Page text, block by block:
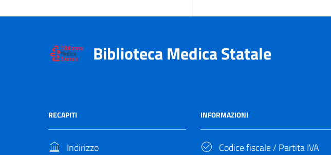
Biblioteca Medica Statale
RECAPITI
Indirizzo
INFORMAZIONI
Codice fiscale / Partita IVA